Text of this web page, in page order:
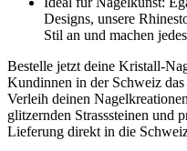
Designs, unsere
Stil an und machen
Bestelle jetzt deine Kristall-
Kundinnen in der Schweiz
Verleih deinen
glitzernden Strasssteinen und
Lieferung direkt in die